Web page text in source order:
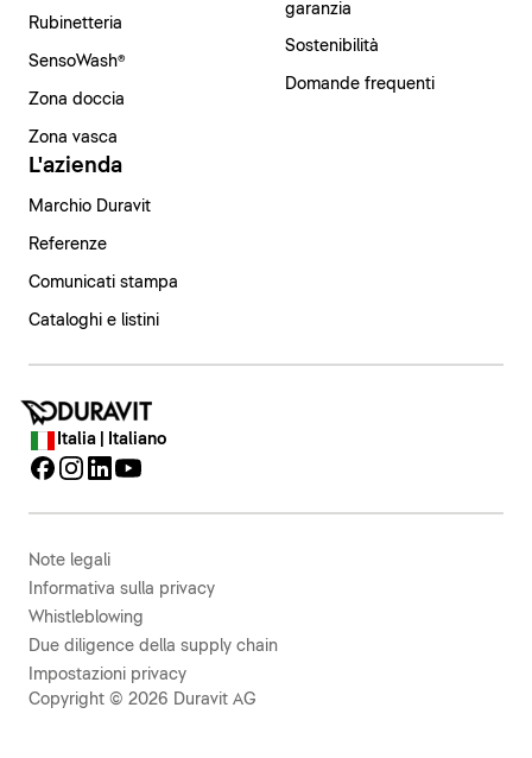
Rubinetteria
SensoWash®
Zona doccia
Zona vasca
garanzia
Sostenibilità
Domande frequenti
L'azienda
Marchio Duravit
Referenze
Comunicati stampa
Cataloghi e listini
Italia | Italiano
Note legali
Informativa sulla privacy
Whistleblowing
Due diligence della supply chain
Impostazioni privacy
Copyright © 2026 Duravit AG